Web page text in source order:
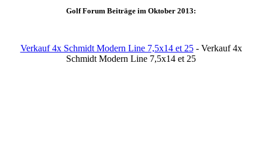
Golf Forum Beiträge im Oktober 2013:
Verkauf 4x Schmidt Modern Line 7,5x14 et 25- Verkauf 4x
Schmidt Modern Line 7,5x14 et 25